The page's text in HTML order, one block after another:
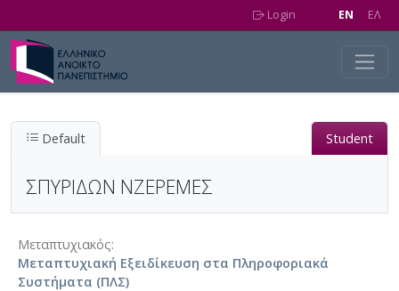
Login EN EΛ
Default Student
ΣΠΥΡΙΔΩΝ ΝΖΕΡΕΜΕΣ
Μεταπτυχιακός
Μεταπτυχιακή Εξειδίκευση στα Πληροφοριακά
Συστήματα (ΠΛΣ)